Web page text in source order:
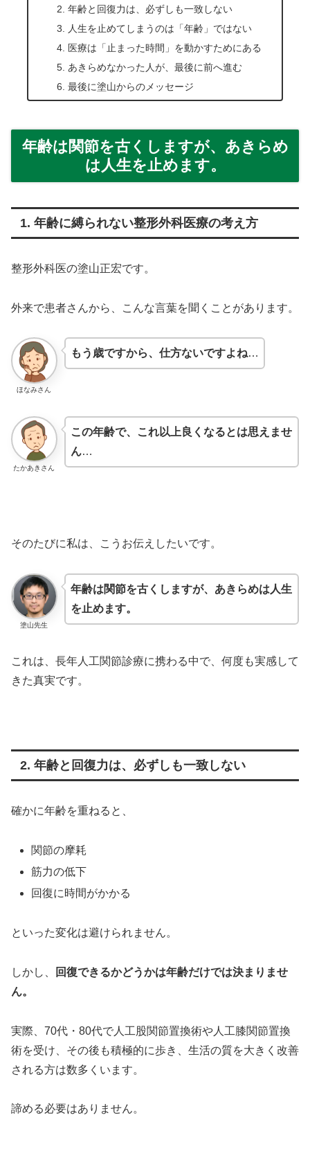
2. 年齢と回復力は、必ずしも一致しない
3. 人生を止めてしまうのは「年齢」ではない
4. 医療は「止まった時間」を動かすためにある
5. あきらめなかった人が、最後に前へ進む
6. 最後に塗山からのメッセージ
年齢は関節を古くしますが、あきらめ
は人生を止めます。
1. 年齢に縛られない整形外科医療の考え方
整形外科医の塗山正宏です。
外来で患者さんから、こんな言葉を聞くことがあります。
ほなみさん
もう歳ですから、仕方ないですよね…
たかあきさん
この年齢で、これ以上良くなるとは思えませ
ん…
そのたびに私は、こうお伝えしたいです。
塗山先生
年齢は関節を古くしますが、あきらめは人生
を止めます。
これは、長年人工関節診療に携わる中で、何度も実感して
きた真実です。
2. 年齢と回復力は、必ずしも一致しない
確かに年齢を重ねると、
関節の摩耗
筋力の低下
回復に時間がかかる
といった変化は避けられません。
しかし、
回復できるかどうかは年齢だけでは決まりませ
ん。
実際、70代・80代で人工股関節置換術や人工膝関節置換
術を受け、その後も積極的に歩き、生活の質を大きく改善
される方は数多くいます。
諦める必要はありません。